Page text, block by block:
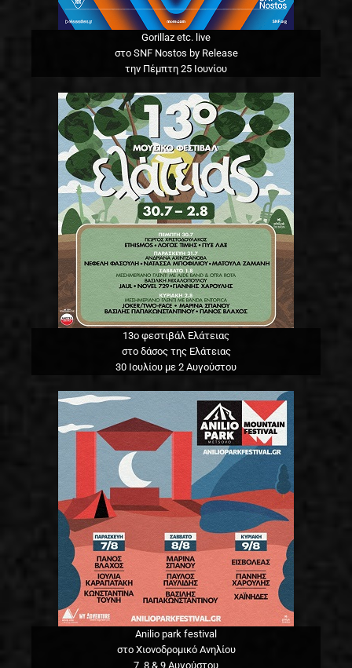
Gorillaz etc. live
στο SNF Nostos by Release
την Πέμπτη 25 Ιουνίου
13o φεστιβάλ Ελάτειας
στο δάσος της Ελάτειας
30 Ιουλίου με 2 Αυγούστου
Anilio park festival
στο Χιονοδρομικό Ανηλίου
7, 8 & 9 Αυγούστου